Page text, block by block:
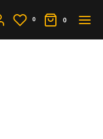
0 0